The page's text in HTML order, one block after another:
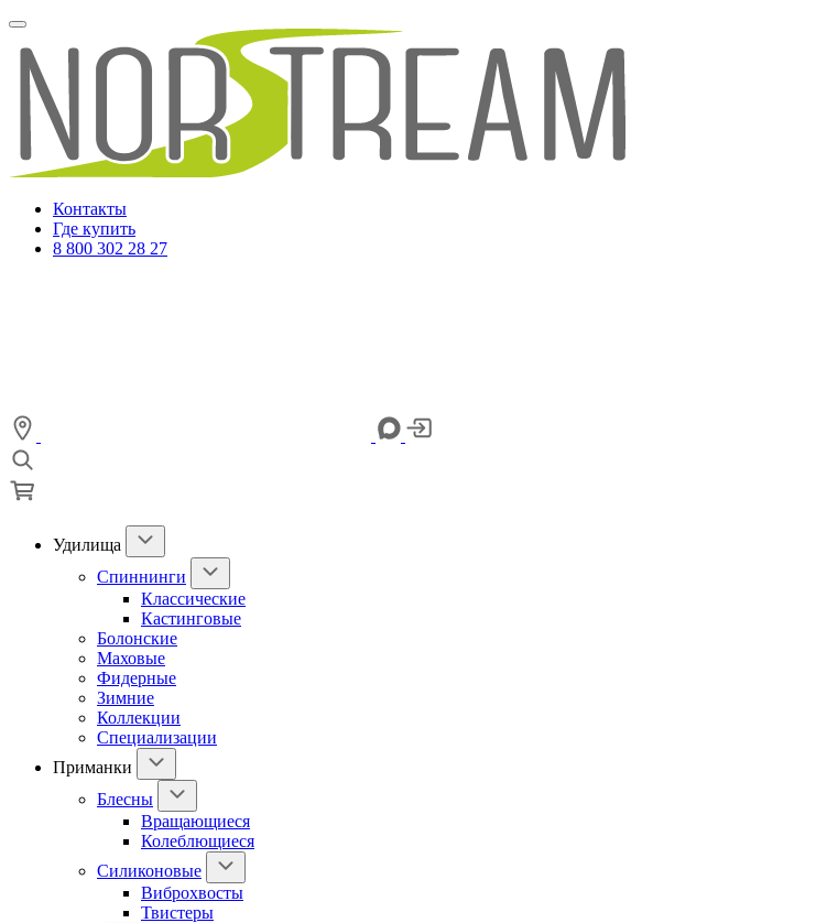
Контакты
Где купить
8 800 302 28 27
Удилища
Спиннинги
Классические
Кастинговые
Болонские
Маховые
Фидерные
Зимние
Коллекции
Специализации
Приманки
Блесны
Вращающиеся
Колеблющиеся
Силиконовые
Виброхвосты
Твистеры